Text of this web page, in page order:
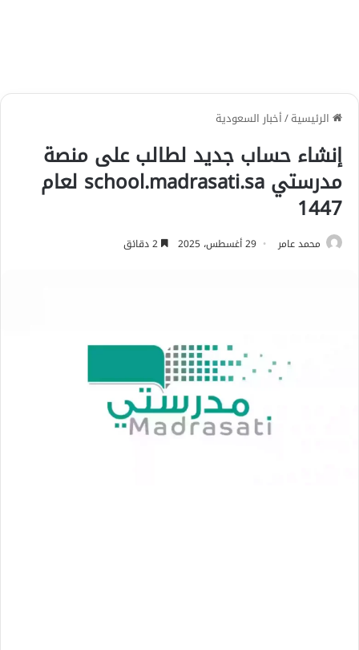
الرئيسية/أخبار السعودية
إنشاء حساب جديد لطالب على منصة
مدرستي school.madrasati.sa لعام
1447
محمد عامر 29 أغسطس، 2025